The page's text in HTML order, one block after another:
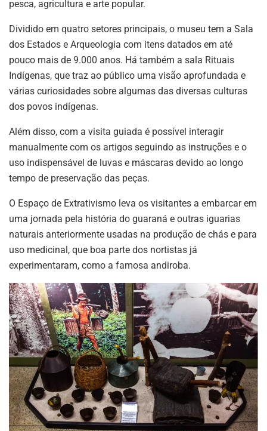
pesca, agricultura e arte popular.
Dividido em quatro setores principais, o museu tem a Sala
dos Estados e Arqueologia com itens datados em até
pouco mais de 9.000 anos. Há também a sala Rituais
Indígenas, que traz ao público uma visão aprofundada e
várias curiosidades sobre algumas das diversas culturas
dos povos indígenas.
Além disso, com a visita guiada é possível interagir
manualmente com os artigos seguindo as instruções e o
uso indispensável de luvas e máscaras devido ao longo
tempo de preservação das peças.
O Espaço de Extrativismo leva os visitantes a embarcar em
uma jornada pela história do guaraná e outras iguarias
naturais anteriormente usadas na produção de chás e para
uso medicinal, que boa parte dos nortistas já
experimentaram, como a famosa andiroba.